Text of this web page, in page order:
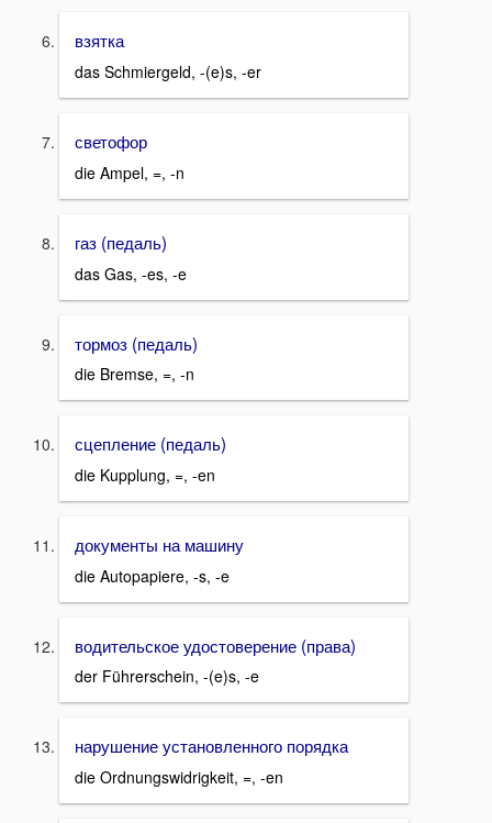
взятка
das Schmiergeld, -(e)s, -er
светофор
die Ampel, =, -n
газ (педаль)
das Gas, -es, -e
тормоз (педаль)
die Bremse, =, -n
сцепление (педаль)
die Kupplung, =, -en
документы на машину
die Autopapiere, -s, -e
водительское удостоверение (права)
der Führerschein, -(e)s, -e
нарушение установленного порядка
die Ordnungswidrigkeit, =, -en